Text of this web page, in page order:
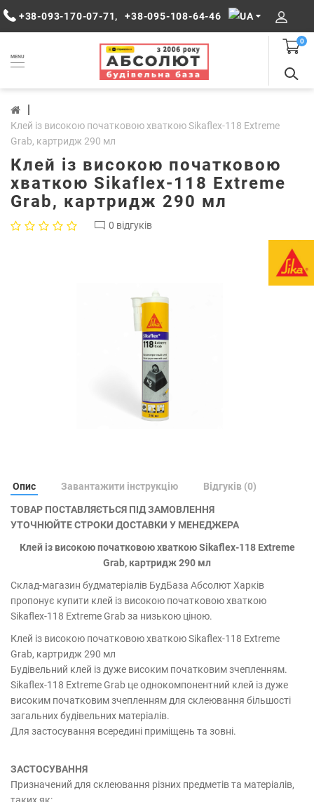
+38-093-170-07-71, +38-095-108-64-46
MENU
0
Клей із високою початковою хваткою Sikaflex-118 Extreme
Grab, картридж 290 мл
Клей із високою початковою
хваткою Sikaflex-118 Extreme
Grab, картридж 290 мл
0 відгуків
Опис Завантажити інструкцію Відгуків (0)
ТОВАР ПОСТАВЛЯЄТЬСЯ ПІД ЗАМОВЛЕННЯ
УТОЧНЮЙТЕ СТРОКИ ДОСТАВКИ У МЕНЕДЖЕРА
Клей із високою початковою хваткою Sikaflex-118 Extreme
Grab, картридж 290 мл
Склад-магазин будматеріалів БудБаза Абсолют Харків
пропонує купити клей із високою початковою хваткою
Sikaflex-118 Extreme Grab за низькою ціною.
Клей із високою початковою хваткою Sikaflex-118 Extreme
Grab, картридж 290 мл
Будівельний клей із дуже високим початковим зчепленням.
Sikaflex-118 Extreme Grab це однокомпонентний клей із дуже
високим початковим зчепленням для склеювання більшості
загальних будівельних матеріалів.
Для застосування всередині приміщень та зовні.
ЗАСТОСУВАННЯ
Призначений для склеювання різних предметів та матеріалів,